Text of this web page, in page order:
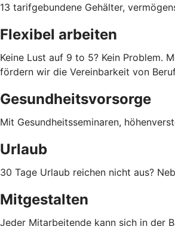
13 tarifgebundene Gehälter,
Flexibel arbeiten
Keine Lust auf 9 to 5? Kein Problem.
fördern wir die Vereinbarkeit von
Gesundheitsvorsorge
Mit Gesundheitsseminaren,
Urlaub
30 Tage Urlaub reichen nicht aus?
Mitgestalten
Jeder Mitarbeitende kann sich in der